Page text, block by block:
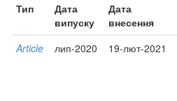
Тип
Дата
випуску
Дата
внесення
Article лип-2020 19-лют-2021